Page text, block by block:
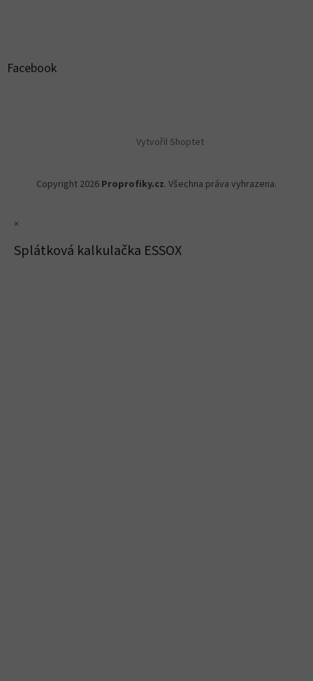
Facebook
Vytvořil Shoptet
Copyright 2026 Proprofiky.cz. Všechna práva vyhrazena.
×
Splátková kalkulačka ESSOX